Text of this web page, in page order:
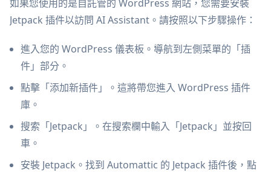
如果您使用的是自託管的 WordPress 網站，您需要安裝
Jetpack 插件以訪問 AI Assistant。請按照以下步驟操作：
進入您的 WordPress 儀表板。導航到左側菜單的「插
件」部分。
點擊「添加新插件」。這將帶您進入 WordPress 插件
庫。
搜索「Jetpack」。在搜索欄中輸入「Jetpack」並按回
車。
安裝 Jetpack。找到 Automattic 的 Jetpack 插件後，點